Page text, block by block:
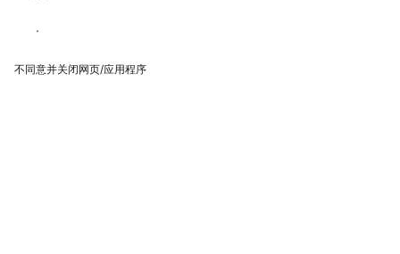
同意
不同意并关闭网页/应用程序